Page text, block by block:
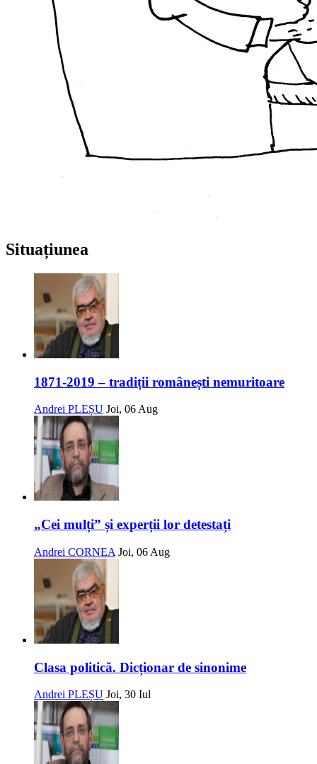
Situațiunea
1871-2019 – tradiții românești nemuritoare
Andrei PLEȘU Joi, 06 Aug
„Cei mulți” și experții lor detestați
Andrei CORNEA Joi, 06 Aug
Clasa politică. Dicționar de sinonime
Andrei PLEȘU Joi, 30 Iul